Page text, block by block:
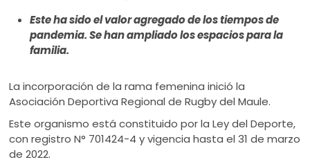
ú
Este ha sido el valor agregado de los tiempos de
pandemia. Se han ampliado los espacios para la
familia.
La incorporación de la rama femenina inició la
Asociación Deportiva Regional de Rugby del Maule.
Este organismo está constituido por la Ley del Deporte,
con registro N° 701424-4 y vigencia hasta el 31 de marzo
de 2022.